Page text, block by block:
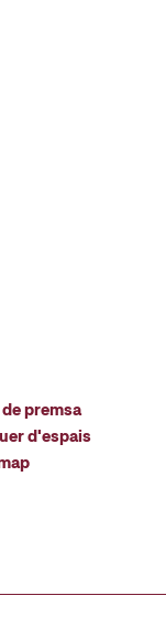
premsa
d'espais